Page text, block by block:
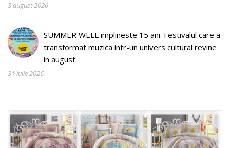
3 august 2026
SUMMER WELL implineste 15 ani. Festivalul care a
transformat muzica intr-un univers cultural revine
in august
31 iulie 2026